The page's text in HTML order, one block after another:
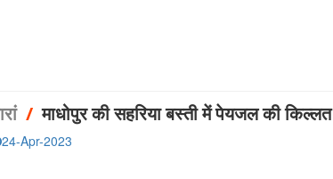
/माधोपुर की सहरिया बस्ती में पेयजल की किल्लत
24-Apr-2023